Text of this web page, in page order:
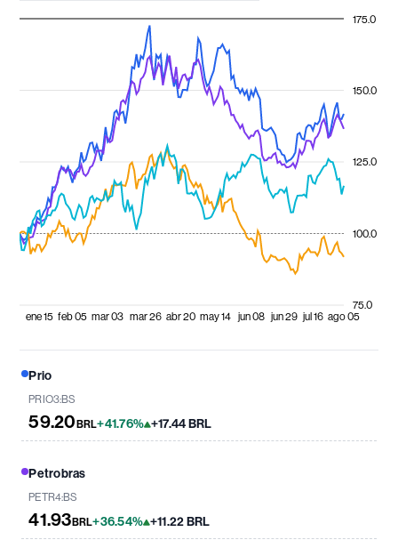
ene 15 feb 05 mar 03 mar 26 abr 20 may 14 jun 08 jun 29 jul 16 ago 05
75.0
100.0
125.0
150.0
175.0
Prio
PRIO3:BS
59.20BRL+41.76% +17.44 BRL
Petrobras
PETR4:BS
41.93BRL+36.54% +11.22 BRL